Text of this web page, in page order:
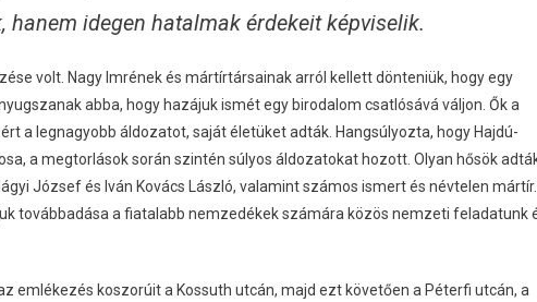
idegen hatalmak érdekeit képviselik.
volt. Nagy Imrének és mártírtársainak arról kellett dönteniük, hogy egy
abba, hogy hazájuk ismét egy birodalom csatlósává váljon. Ők a
a legnagyobb áldozatot, saját életüket adták. Hangsúlyozta, hogy Hajdú-
a megtorlások során szintén súlyos áldozatokat hozott. Olyan hősök
József és Iván Kovács László, valamint számos ismert és névtelen mártír.
továbbadása a fiatalabb nemzedékek számára közös nemzeti feladatunk
emlékezés koszorúit a Kossuth utcán, majd ezt követően a Péterfi utcán, a